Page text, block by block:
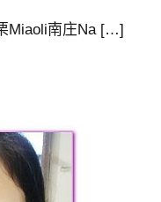
Miaoli南庄Na […]